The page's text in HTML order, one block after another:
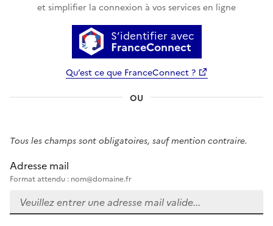
et simplifier la connexion à vos services en ligne
S’identifier avec
FranceConnect
Qu’est ce que FranceConnect ?
OU
Tous les champs sont obligatoires, sauf mention contraire.
Adresse mail
Format attendu : nom@domaine.fr